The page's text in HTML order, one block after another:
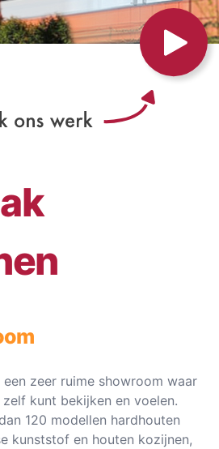
een zeer ruime showroom waar
kunt bekijken en voelen.
120 modellen hardhouten
kunststof en houten kozijnen,